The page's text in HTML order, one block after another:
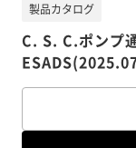
C. S. C.ポンプ
製品カタログ